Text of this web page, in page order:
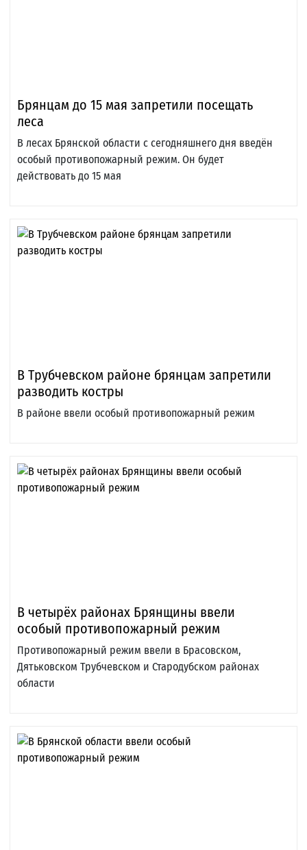
Брянцам до 15 мая запретили посещать
леса
В лесах Брянской области с сегодняшнего дня введён
особый противопожарный режим. Он будет
действовать до 15 мая
В Трубчевском районе брянцам запретили
разводить костры
В районе ввели особый противопожарный режим
В четырёх районах Брянщины ввели
особый противопожарный режим
Противопожарный режим ввели в Брасовском,
Дятьковском Трубчевском и Стародубском районах
области